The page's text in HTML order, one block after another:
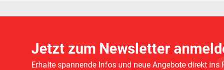
Jetzt zum Newsletter
Erhalte spannende Infos und neue Angebote direkt ins